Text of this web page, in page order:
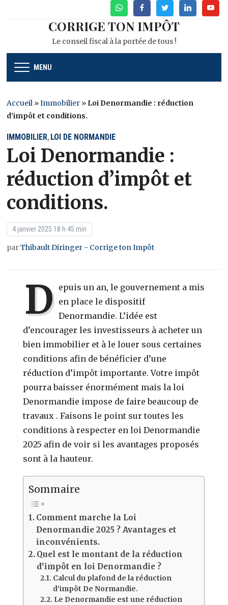
WhatsAppFacebookTwitterLinkedin
CORRIGE TON IMPÔT
Le conseil fiscal à la portée de tous !
MENU
Accueil »Immobilier » Loi Denormandie : réduction
d’impôt et conditions.
IMMOBILIER, LOI DE NORMANDIE
Loi Denormandie :
réduction d’impôt et
conditions.
4 janvier 2025 18 h 45 min
parThibault Diringer - Corrige ton Impôt
D epuis un an, le gouvernement a mis
en place le dispositif
Denormandie. L’idée est
d’encourager les investisseurs à acheter un
bien immobilier et à le louer sous certaines
conditions afin de bénéficier d’une
réduction d’impôt importante. Votre impôt
pourra baisser énormément mais la loi
Denormandie impose de faire beaucoup de
travaux . Faisons le point sur toutes les
conditions à respecter en loi Denormandie
2025 afin de voir si les avantages proposés
sont à la hauteur.
Sommaire
Comment marche la Loi
Denormandie 2025 ? Avantages et
inconvénients.
Quel est le montant de la réduction
d’impôt en loi Denormandie ?
Calcul du plafond de la réduction
d’impôt De Normandie.
Le Denormandie est une réduction